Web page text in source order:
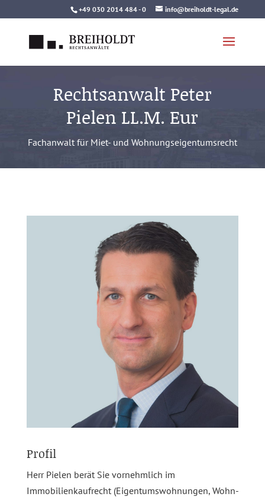
to
+49 030 2014 484 - 0 info@breiholdt-legal.de
Rechtsanwalt Peter
Pielen LL.M. Eur
Fachanwalt für Miet- und Wohnungseigentumsrecht
Profil
Herr Pielen berät Sie vornehmlich im
Immobilienkaufrecht (Eigentumswohnungen, Wohn-